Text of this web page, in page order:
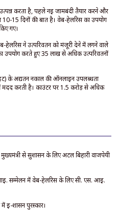
करता है, पहले नई जामबंदी तैयार करने और
15 दिनों की बात है। वेब-हेलरिस का उपयोग
गए।
हेलरिस ने उत्परिवर्तन को मंजूरी देने में लगने वाले
करते हुए 35 लाख से अधिक उत्परिवर्तनों
के अद्यतन नकाल की ऑनलाइन उपलब्धता
करती है। काउंटर पर 1.5 करोड़ से अधिक
से सुशासन के लिए अटल बिहारी वाजपेयी
सम्मेलन में वेब-हेलरिस के लिए सी. एस. आई.
ई-शासन पुरस्कार।